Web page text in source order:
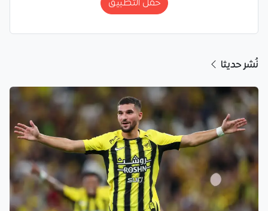
حمّل التطبيق
نُشر حديثا